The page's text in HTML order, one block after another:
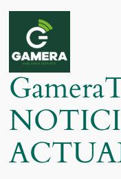
Saltar
contenido